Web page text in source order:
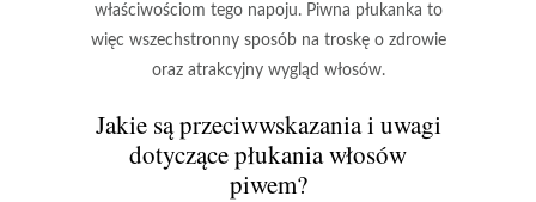
właściwościom tego napoju. Piwna płukanka to
więc wszechstronny sposób na troskę o zdrowie
oraz atrakcyjny wygląd włosów.
Jakie są przeciwwskazania i uwagi
dotyczące płukania włosów
piwem?